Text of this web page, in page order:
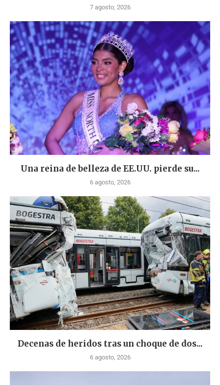
7 agosto, 2026
Una reina de belleza de EE.UU. pierde su...
6 agosto, 2026
Decenas de heridos tras un choque de dos...
6 agosto, 2026